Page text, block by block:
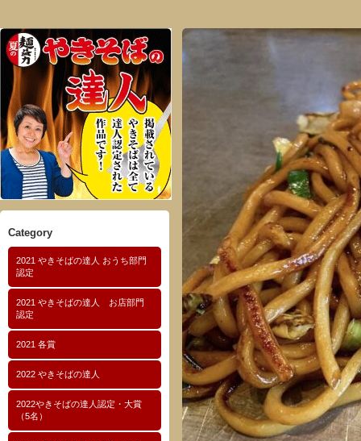
Category
2021 やきそばの達人 おうち部門
認定
2021 やきそばの達人 お店部門
認定
2021 各賞
2022 やきそばの達人
2022やきそばの達人認定・大賞
（5名）